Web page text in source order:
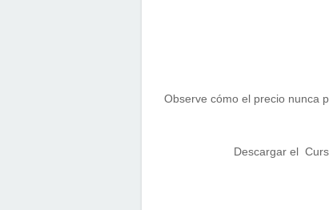
Observe cómo el precio nunca
Descargar el